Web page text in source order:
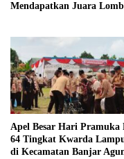
Mendapatkan Juara
Apel Besar Hari Pramuka
64 Tingkat Kwarda
di Kecamatan Banjar